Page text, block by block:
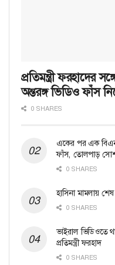
প্রতিমন্ত্রী ফরহাদের
অন্তরঙ্গ ভিডিও ফাঁস
0 SHARES
একের পর এক
ফাঁস, তোলপাড়
0 SHARES
হাসিনা মামলায়
0 SHARES
ভাইরাল ভিডিওতে
প্রতিমন্ত্রী ফরহাদ
0 SHARES